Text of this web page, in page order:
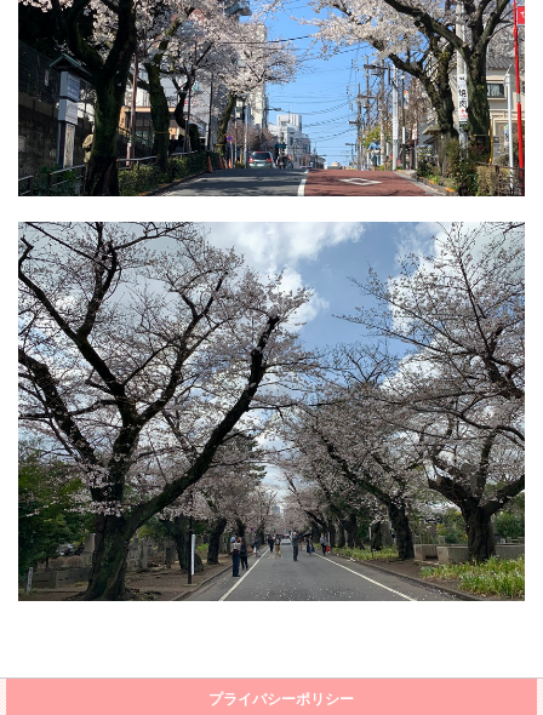
プライバシーポリシー